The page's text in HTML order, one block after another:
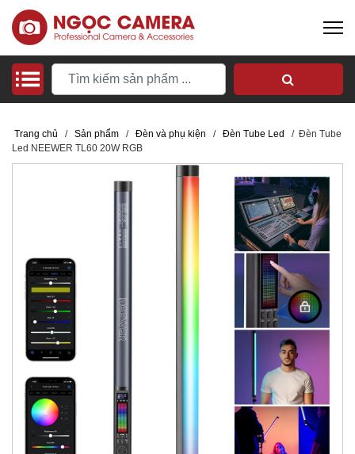
Trang chủ / Sản phẩm / Đèn và phụ kiện / Đèn Tube Led / Đèn Tube
Led NEEWER TL60 20W RGB